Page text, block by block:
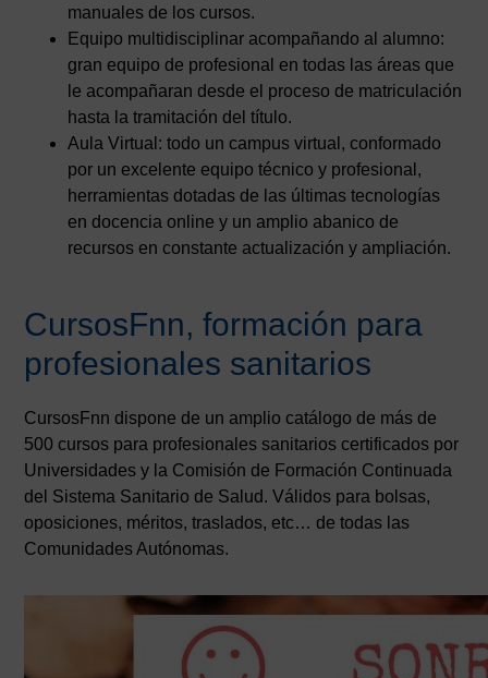
manuales de los cursos.
Equipo multidisciplinar acompañando al alumno:
gran equipo de profesional en todas las áreas que
le acompañaran desde el proceso de matriculación
hasta la tramitación del título.
Aula Virtual: todo un campus virtual, conformado
por un excelente equipo técnico y profesional,
herramientas dotadas de las últimas tecnologías
en docencia online y un amplio abanico de
recursos en constante actualización y ampliación.
CursosFnn, formación para
profesionales sanitarios
CursosFnn dispone de un amplio catálogo de más de
500 cursos para profesionales sanitarios certificados por
Universidades y la Comisión de Formación Continuada
del Sistema Sanitario de Salud. Válidos para bolsas,
oposiciones, méritos, traslados, etc… de todas las
Comunidades Autónomas.